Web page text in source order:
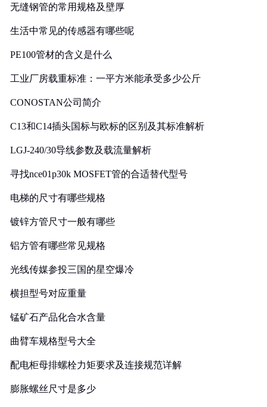
无缝钢管的常用规格及壁厚
生活中常见的传感器有哪些呢
PE100管材的含义是什么
工业厂房载重标准：一平方米能承受多少公斤
CONOSTAN公司简介
C13和C14插头国标与欧标的区别及其标准解析
LGJ-240/30导线参数及载流量解析
寻找nce01p30k MOSFET管的合适替代型号
电梯的尺寸有哪些规格
镀锌方管尺寸一般有哪些
铝方管有哪些常见规格
光线传媒参投三国的星空爆冷
横担型号对应重量
锰矿石产品化合水含量
曲臂车规格型号大全
配电柜母排螺栓力矩要求及连接规范详解
膨胀螺丝尺寸是多少